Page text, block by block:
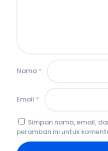
Nama *
Email *
Simpan nama, email,
peramban ini untuk